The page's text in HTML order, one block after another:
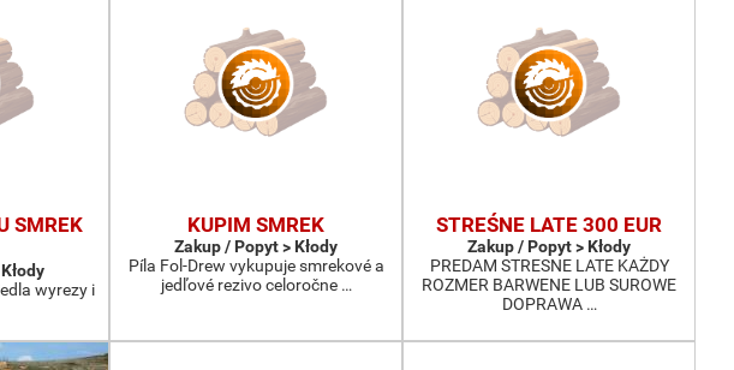
SMREK
wyrezy i
KUPIM SMREK
Zakup / Popyt > Kłody
Píla Fol-Drew vykupuje smrekové a
jedľové rezivo celoročne …
STREŚNE LATE 300 EUR
Zakup / Popyt > Kłody
PREDAM STRESNE LATE KAŻDY
ROZMER BARWENE LUB SUROWE
DOPRAWA …